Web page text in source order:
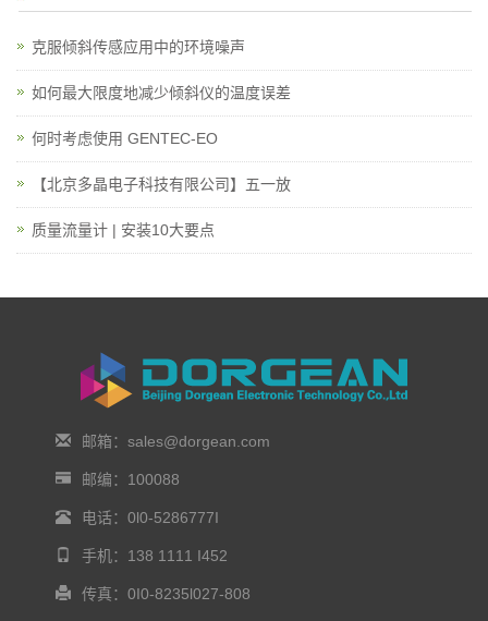
克服倾斜传感应用中的环境噪声
如何最大限度地减少倾斜仪的温度误差
何时考虑使用 GENTEC-EO
【北京多晶电子科技有限公司】五一放
质量流量计 | 安装10大要点
邮箱：sales@dorgean.com
邮编：100088
电话：0l0-5286777I
手机：138 1111 I452
传真：0I0-8235l027-808